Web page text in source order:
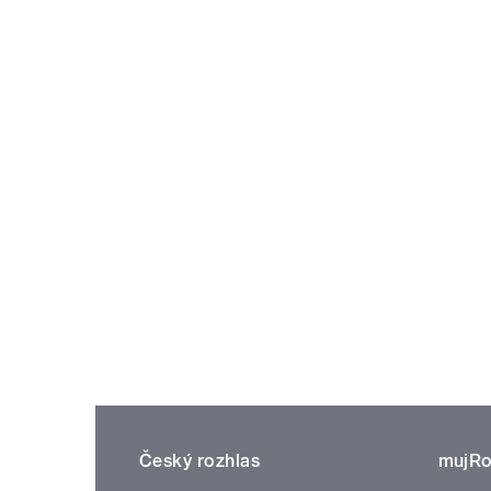
Český rozhlas